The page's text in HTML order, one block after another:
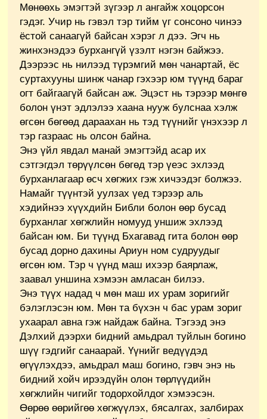
Мөнөөхь эмэгтэй зүгээр л ангайж хоцорсон
гэдэг. Учир нь гэвэл тэр тийм үг сонсоно чинээ
ёстой санаагүй байсан хэрэг л дээ. Эгч нь
жинхэнэдээ бурхангүй үзэлт нэгэн байжээ.
Дээрээс нь нилээд түрэмгий мөн чанартай, ёс
суртахууны шинж чанар гэхээр юм түүнд бараг
огт байгаагүй байсан аж. Эцэст нь тэрээр мөнгө
болон үнэт эдлэлээ хаана нууж булснаа хэлж
өгсөн бөгөөд дараахан нь тэд түүнийг үнэхээр л
тэр газраас нь олсон байна.
Энэ үйл явдал манай эмэгтэйд асар их
сэтгэгдэл төрүүлсөн бөгөд тэр үеэс эхлээд
бурханлагаар өсч хөгжих гэж хичээдэг болжээ.
Намайг түүнтэй уулзах үед тэрээр аль
хэдийнээ хүүхдийн Библи болон өөр бусад
бурханлаг хөгжлийн номууд уншиж эхлээд
байсан юм. Би түүнд Бхагавад гита болон өөр
бусад дорно дахины Ариун ном судруудыг
өгсөн юм. Тэр ч үүнд маш ихээр баярлаж,
заавал уншина хэмээн амласан билээ.
Энэ түүх надад ч мөн маш их урам зоригийг
бэлэглэсэн юм. Мөн та бүхэн ч бас урам зориг
ухаарал авна гэж найдаж байна. Тэгээд энэ
Дэлхий дээрхи бидний амьдрал туйлын богино
шүү гэдгийг санаарай. Үүнийг ведүүдэд
өгүүлэхдээ, амьдрал маш богино, гэвч энэ нь
бидний хойч ирээдүйн олон төрлүүдийн
хөгжлийн чигийг тодорхойлдог хэмээсэн.
Өөрөө өөрийгөө хөгжүүлэх, бясалгах, залбирах